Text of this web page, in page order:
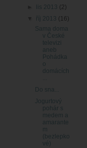
lis 2013 (2)
říj 2013 (16)
Sama doma
v České
televizi
aneb
Pohádka
o
domácích
...
Do sna...
Jogurtový
pohár s
medem a
amarante
m
(bezlepko
vé)